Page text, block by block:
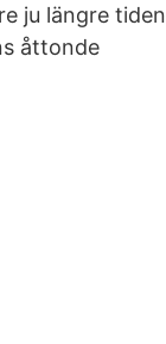
ju längre tiden
åttonde